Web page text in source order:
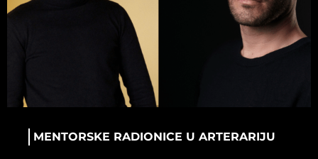
MENTORSKE RADIONICE U ARTERARIJU